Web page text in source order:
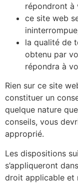
répondront à
ce site web
la qualité de
obtenu par
répondra à
Rien sur ce site
constituer un
quelque nature
conseils, vous
approprié.
Les dispositions
s’appliqueront
droit applicable et